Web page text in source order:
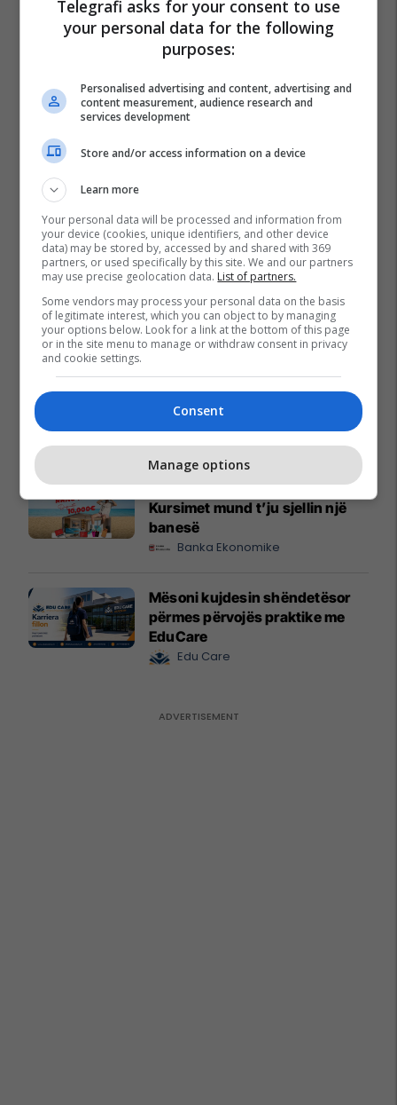
Promo Reklamo këtu
IPKO, Sponsor i Artë i DokuFest
frymëzon gjeneratën e re të
krijuesve
IPKO
Pashtetat MEKA - zgjedhje
dhe rrugë
A po don me rrnu n’deti?
Kursimet mund t’ju sjellin një
banesë
Banka Ekonomike
Mësoni kujdesin shëndetësor
përmes përvojës praktike me
EduCare
Edu Care
Telegrafi asks for your consent to use
your personal data for the following
purposes:
Personalised advertising and content, advertising and
content measurement, audience research and
services development
Store and/or access information on a device
Learn more
Your personal data will be processed and information from
your device (cookies, unique identifiers, and other device
data) may be stored by, accessed by and shared with 369
partners, or used specifically by this site. We and our partners
may use precise geolocation data. List of partners.
Some vendors may process your personal data on the basis
of legitimate interest, which you can object to by managing
your options below. Look for a link at the bottom of this page
or in the site menu to manage or withdraw consent in privacy
and cookie settings.
Consent
Manage options